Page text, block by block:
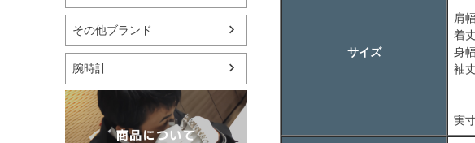
その他ブランド
腕時計
サイズ
肩
着
身
袖
実